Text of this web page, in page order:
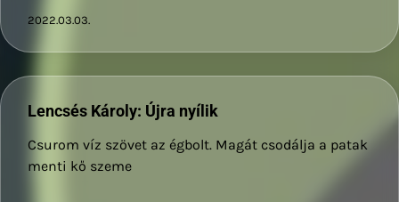
2022.03.03.
Lencsés Károly: Újra nyílik
Csurom víz szövet az égbolt. Magát csodálja a patak
menti kő szeme